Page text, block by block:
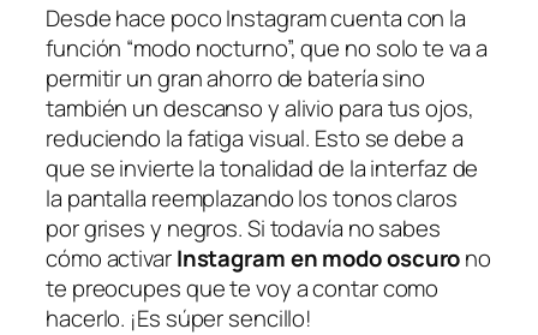
Desde hace poco Instagram cuenta con la
función “modo nocturno”, que no solo te va a
permitir un gran ahorro de batería sino
también un descanso y alivio para tus ojos,
reduciendo la fatiga visual. Esto se debe a
que se invierte la tonalidad de la interfaz de
la pantalla reemplazando los tonos claros
por grises y negros. Si todavía no sabes
cómo activarInstagram en modo oscurono
te preocupes que te voy a contar como
hacerlo. ¡Es súper sencillo!